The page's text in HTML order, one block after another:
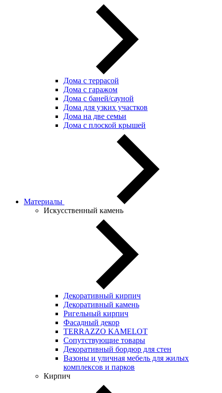
Дома с террасой
Дома с гаражом
Дома с баней/сауной
Дома для узких участков
Дома на две семьи
Дома с плоской крышей
Материалы
Искусственный камень
Декоративный кирпич
Декоративный камень
Ригельный кирпич
Фасадный декор
TERRAZZO KAMELOT
Сопутствующие товары
Декоративный бордюр для стен
Вазоны и уличная мебель для жилых
комплексов и парков
Кирпич